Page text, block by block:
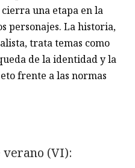
una etapa en la
personajes. La historia,
trata temas como
de la identidad y la
frente a las normas
(VI):